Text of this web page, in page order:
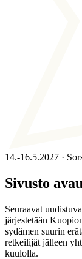
14.-16.5.2027 ·
Sivusto
Seuraavat
järjestetään
sydämen suurin
retkeilijät jälleen
kuulolla.